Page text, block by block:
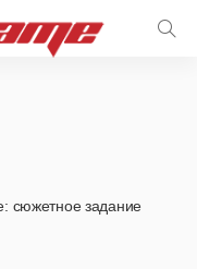
сюжетное задание